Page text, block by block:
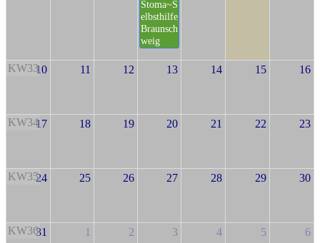
Stoma~S
elbsthilfe
Braunsch
weig
KW3310 11 12 13 14 15 16
KW3417 18 19 20 21 22 23
KW3524 25 26 27 28 29 30
KW3631 1 2 3 4 5 6